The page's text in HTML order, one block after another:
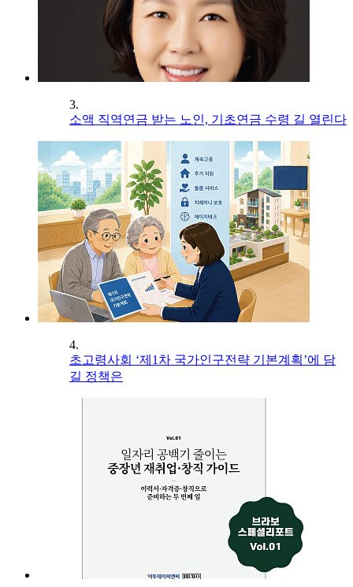
3.
소액 직역연금 받는 노인, 기초연금 수령 길 열린다
4.
초고령사회 ‘제1차 국가인구전략 기본계획’에 담
길 정책은